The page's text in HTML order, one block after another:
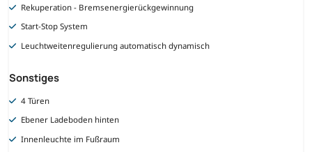
Rekuperation - Bremsenergierückgewinnung
Start-Stop System
Leuchtweitenregulierung automatisch dynamisch
Sonstiges
4 Türen
Ebener Ladeboden hinten
Innenleuchte im Fußraum